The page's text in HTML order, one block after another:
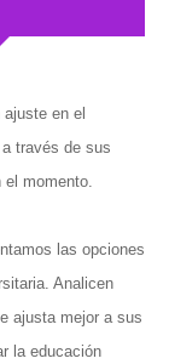
en el
través de sus
el momento.
las opciones
Analicen
ajusta mejor a sus
la educación